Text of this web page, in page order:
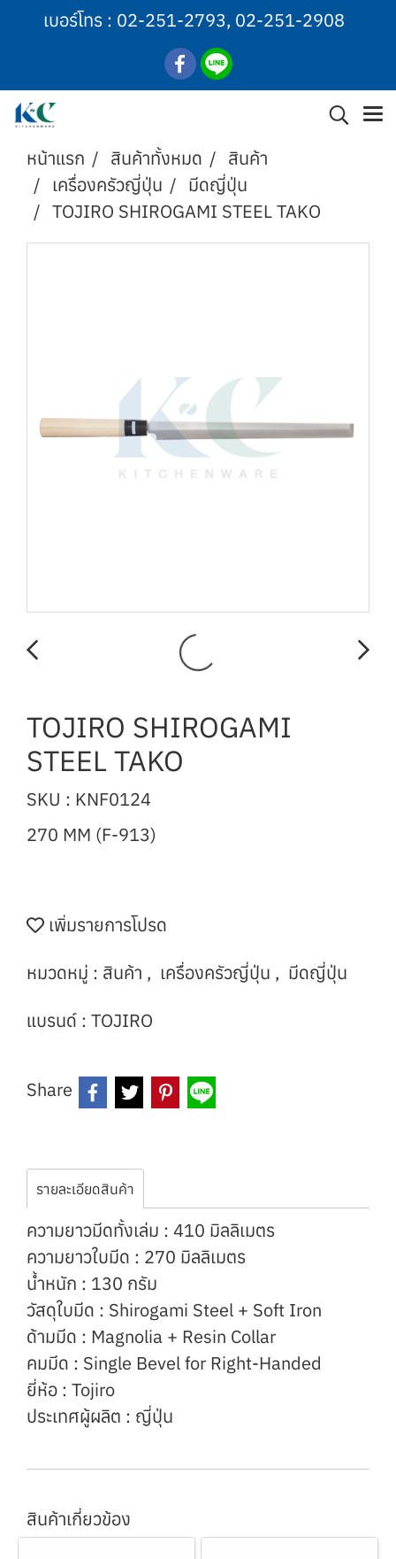
เบอร์โทร : 02-251-2793, 02-251-2908
หน้าแรก สินค้าทั้งหมด
สินค้า
เครื่องครัวญี่ปุ่น
มีดญี่ปุ่น
TOJIRO SHIROGAMI STEEL TAKO
TOJIRO SHIROGAMI
STEEL TAKO
SKU : KNF0124
270 MM (F-913)
เพิ่มรายการโปรด
หมวดหมู่ : สินค้า , เครื่องครัวญี่ปุ่น , มีดญี่ปุ่น
แบรนด์ : TOJIRO
Share
รายละเอียดสินค้า
ความยาวมีดทั้งเล่ม : 410 มิลลิเมตร
ความยาวใบมีด : 270 มิลลิเมตร
น้ำหนัก : 130 กรัม
วัสดุใบมีด : Shirogami Steel + Soft Iron
ด้ามมีด : Magnolia + Resin Collar
คมมีด : Single Bevel for Right-Handed
ยี่ห้อ : Tojiro
ประเทศผู้ผลิต : ญี่ปุ่น
สินค้าเกี่ยวข้อง